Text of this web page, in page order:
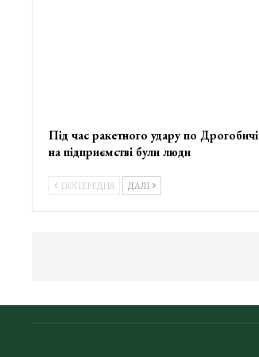
Під час ракетного удару по Дрогобичі
на підприємстві були люди
ПОПЕРЕДНЯ ДАЛІ